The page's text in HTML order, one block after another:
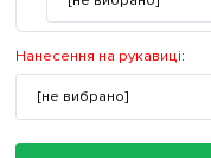
Нанесення на рукавиці: